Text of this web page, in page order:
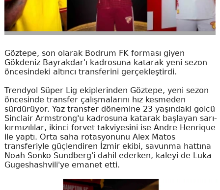
Göztepe, son olarak Bodrum FK forması giyen
Gökdeniz Bayrakdar'ı kadrosuna katarak yeni sezon
öncesindeki altıncı transferini gerçekleştirdi.
Trendyol Süper Lig ekiplerinden Göztepe, yeni sezon
öncesinde transfer çalışmalarını hız kesmeden
sürdürüyor. Yaz transfer dönemine 23 yaşındaki golcü
Sinclair Armstrong'u kadrosuna katarak başlayan sarı-
kırmızılılar, ikinci forvet takviyesini ise Andre Henrique
ile yaptı. Orta saha rotasyonunu Alex Matos
transferiyle güçlendiren İzmir ekibi, savunma hattına
Noah Sonko Sundberg'i dahil ederken, kaleyi de Luka
Gugeshashvili'ye emanet etti.